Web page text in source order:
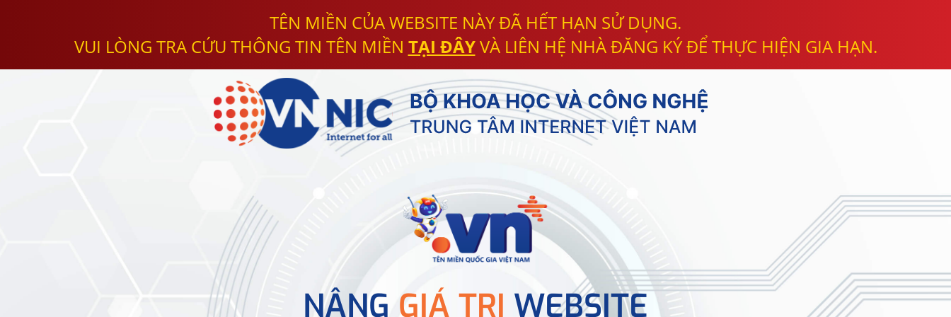
TÊN MIỀN CỦA WEBSITE NÀY ĐÃ HẾT HẠN SỬ DỤNG.
VUI LÒNG TRA CỨU THÔNG TIN TÊN MIỀN TẠI ĐÂYVÀ LIÊN HỆ NHÀ ĐĂNG KÝ ĐỂ THỰC HIỆN GIA HẠN.
NÂNG GIÁ TRỊ WEBSITE